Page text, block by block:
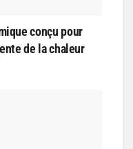
conçu pour
de la chaleur